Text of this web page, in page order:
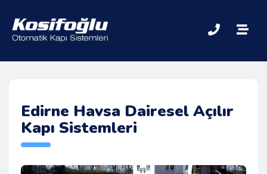
Edirne Havsa Dairesel Açılır
Kapı Sistemleri